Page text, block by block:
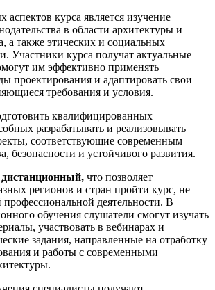
курса является изучение
в области архитектуры и
а также этических и социальных
Участники курса получат актуальные
им эффективно применять
проектирования и адаптировать свои
требования и условия.
квалифицированных
разрабатывать и реализовывать
соответствующие современным
безопасности и устойчивого развития.
что позволяет
регионов и стран пройти курс, не
профессиональной деятельности. В
обучения слушатели смогут изучать
участвовать в вебинарах и
задания, направленные на отработку
и работы с современными